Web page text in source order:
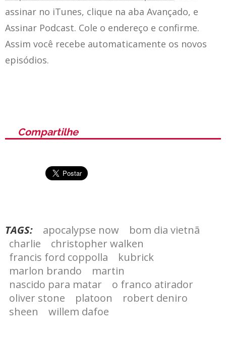
assinar no iTunes, clique na aba Avançado, e
Assinar Podcast. Cole o endereço e confirme.
Assim você recebe automaticamente os novos
episódios.
Compartilhe
TAGS: apocalypse now
bom dia vietnã
charlie
christopher walken
francis ford coppolla
kubrick
marlon brando
martin
nascido para matar
o franco atirador
oliver stone
platoon
robert deniro
sheen
willem dafoe